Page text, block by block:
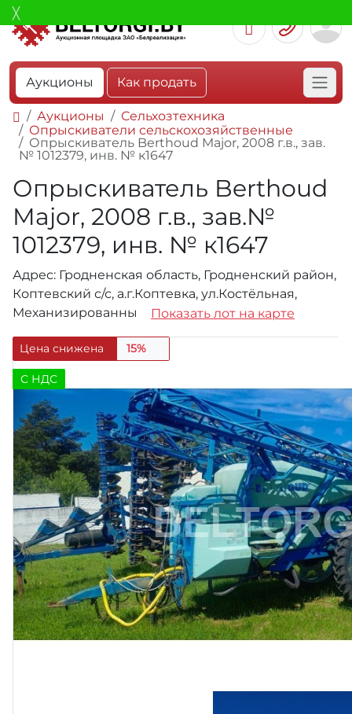
Аукционы Как продать
Аукционы
Сельхозтехника
Опрыскиватели сельскохозяйственные
Опрыскиватель Berthoud Major, 2008 г.в., зав.
№ 1012379, инв. № к1647
Опрыскиватель Berthoud
Major, 2008 г.в., зав.№
1012379, инв. № к1647
Адрес: Гродненская область, Гродненский район,
Коптевский с/с, а.г.Коптевка, ул.Костёльная,
Механизированны
Показать лот на карте
Цена снижена 15%
C НДС